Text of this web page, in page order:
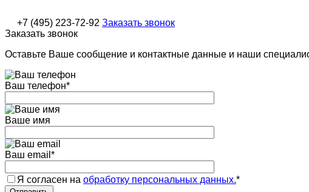
+7 (495) 223-72-92 Заказать звонок
Заказать звонок
Оставьте Ваше сообщение и контактные данные и наши
Ваш телефон*
Ваше имя
Ваш email *
Я согласен на обработку персональных данных.*